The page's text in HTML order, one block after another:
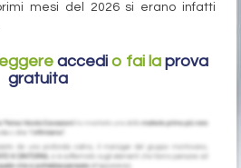
mesi del 2026 si erano infatti
accedi o fai la prova
gratuita